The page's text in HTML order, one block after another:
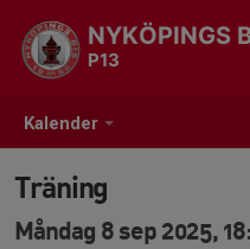
Kalender
NYKÖPINGS
P13
Träning
Måndag 8 sep 2025,